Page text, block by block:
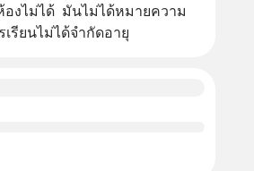
องไม่ได้  มันไม่ได้หมายความ
เรียนไม่ได้จำกัดอายุ